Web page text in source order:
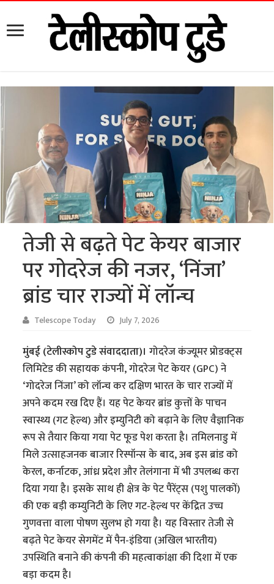
तेजी से बढ़ते पेट केयर बाजार
पर गोदरेज की नजर, ‘निंजा’
ब्रांड चार राज्यों में लॉन्च
Telescope Today July 7, 2026
मुंबई (टेलीस्कोप टुडे संवाददाता)।गोदरेज कंज्यूमर प्रोडक्ट्स
लिमिटेड की सहायक कंपनी, गोदरेज पेट केयर (GPC) ने
‘गोदरेज निंजा’ को लॉन्च कर दक्षिण भारत के चार राज्यों में
अपने कदम रख दिए हैं। यह पेट केयर ब्रांड कुत्तों के पाचन
स्वास्थ्य (गट हेल्थ) और इम्युनिटी को बढ़ाने के लिए वैज्ञानिक
रूप से तैयार किया गया पेट फूड पेश करता है। तमिलनाडु में
मिले उत्साहजनक बाजार रिस्पॉन्स के बाद, अब इस ब्रांड को
केरल, कर्नाटक, आंध्र प्रदेश और तेलंगाना में भी उपलब्ध करा
दिया गया है। इसके साथ ही क्षेत्र के पेट पैरेंट्स (पशु पालकों)
की एक बड़ी कम्युनिटी के लिए गट-हेल्थ पर केंद्रित उच्च
गुणवत्ता वाला पोषण सुलभ हो गया है। यह विस्तार तेजी से
बढ़ते पेट केयर सेगमेंट में पैन-इंडिया (अखिल भारतीय)
उपस्थिति बनाने की कंपनी की महत्वाकांक्षा की दिशा में एक
बड़ा कदम है।